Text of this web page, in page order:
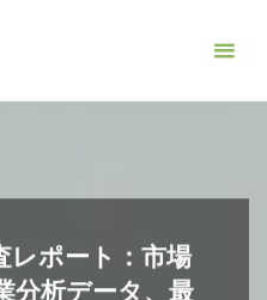
レポート：市場
分析データ、最